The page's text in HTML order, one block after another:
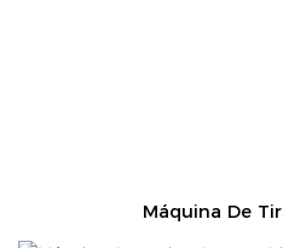
Máquina De